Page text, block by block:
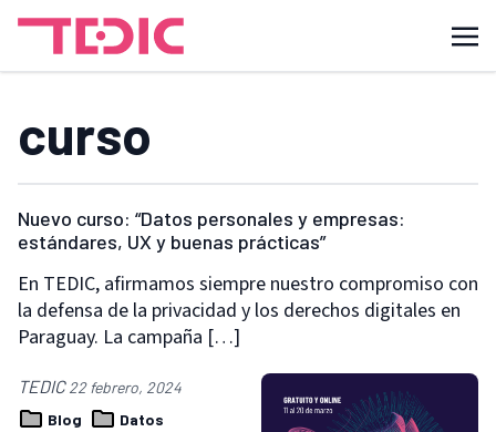
curso
Nuevo curso: “Datos personales y empresas:
estándares, UX y buenas prácticas”
En TEDIC, afirmamos siempre nuestro compromiso con
la defensa de la privacidad y los derechos digitales en
Paraguay. La campaña […]
TEDIC22 febrero, 2024
Blog
Datos